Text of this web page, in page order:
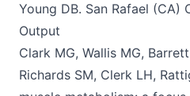
Young DB. San Rafael (CA)
Output
Clark MG, Wallis MG,
Richards SM, Clerk LH,